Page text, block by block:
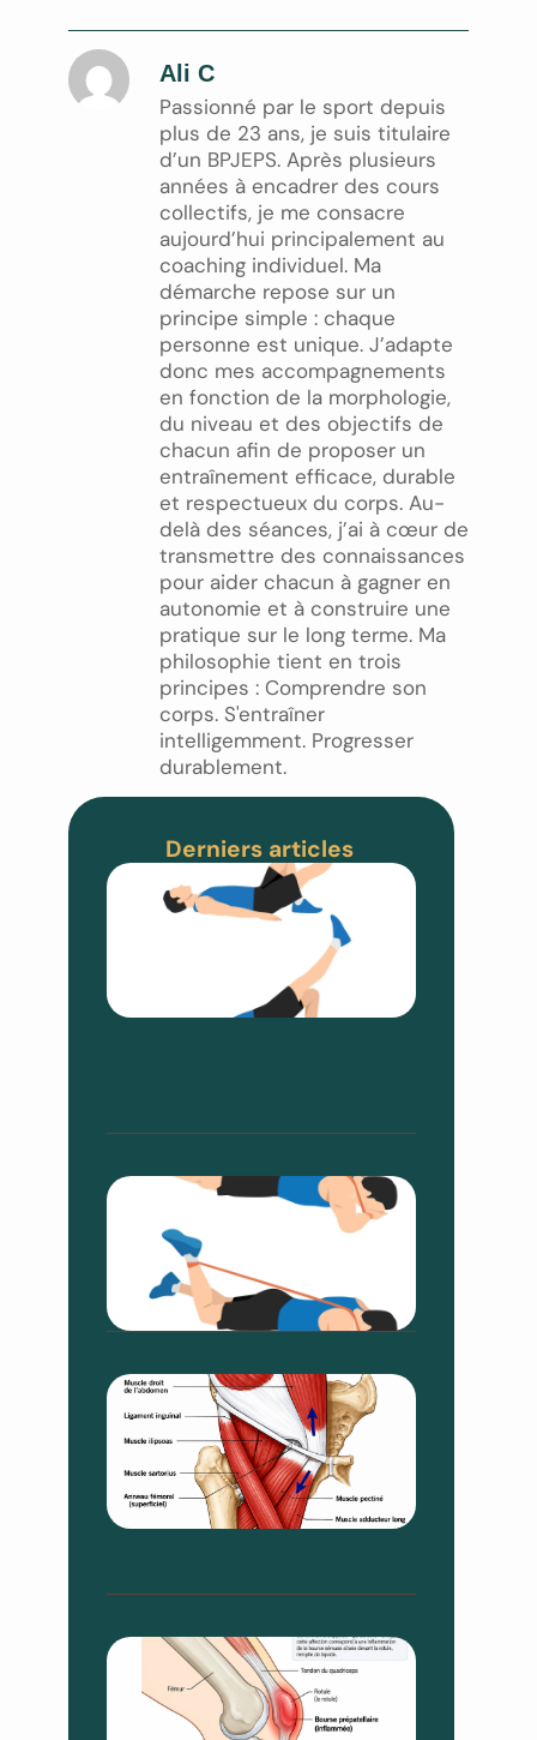
Ali C
Passionné par le sport depuis
plus de 23 ans, je suis titulaire
d’un BPJEPS. Après plusieurs
années à encadrer des cours
collectifs, je me consacre
aujourd’hui principalement au
coaching individuel. Ma
démarche repose sur un
principe simple : chaque
personne est unique. J’adapte
donc mes accompagnements
en fonction de la morphologie,
du niveau et des objectifs de
chacun afin de proposer un
entraînement efficace, durable
et respectueux du corps. Au-
delà des séances, j’ai à cœur de
transmettre des connaissances
pour aider chacun à gagner en
autonomie et à construire une
pratique sur le long terme. Ma
philosophie tient en trois
principes : Comprendre son
corps. S'entraîner
intelligemment. Progresser
durablement.
Derniers articles